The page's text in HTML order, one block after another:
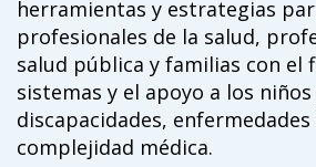
herramientas y estrategias
profesionales de la salud,
salud pública y familias con el
sistemas y el apoyo a los
discapacidades,
complejidad médica.